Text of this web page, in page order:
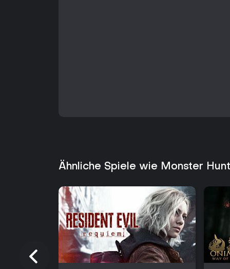
Ähnliche Spiele wie Monster